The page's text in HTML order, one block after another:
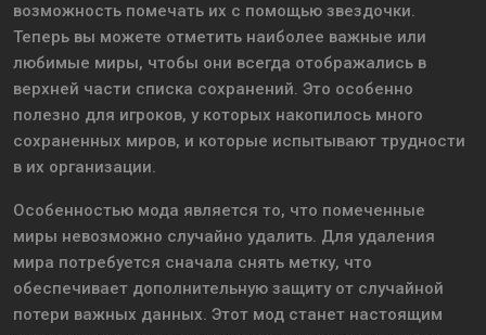
возможность помечать их с помощью звездочки.
Теперь вы можете отметить наиболее важные или
любимые миры, чтобы они всегда отображались в
верхней части списка сохранений. Это особенно
полезно для игроков, у которых накопилось много
сохраненных миров, и которые испытывают трудности
в их организации.
Особенностью мода является то, что помеченные
миры невозможно случайно удалить. Для удаления
мира потребуется сначала снять метку, что
обеспечивает дополнительную защиту от случайной
потери важных данных. Этот мод станет настоящим